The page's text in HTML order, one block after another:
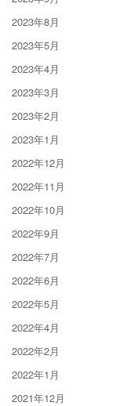
2023年8月
2023年5月
2023年4月
2023年3月
2023年2月
2023年1月
2022年12月
2022年11月
2022年10月
2022年9月
2022年7月
2022年6月
2022年5月
2022年4月
2022年2月
2022年1月
2021年12月